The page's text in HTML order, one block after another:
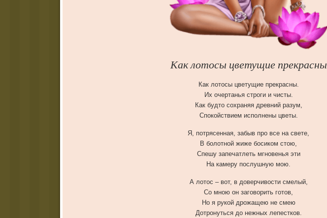
Как лотосы цветущие прекрасны
Как лотосы цветущие прекрасны.
Их очертанья строги и чисты.
Как будто сохраняя древний разум,
Спокойствием исполнены цветы.
Я, потрясенная, забыв про все на свете,
В болотной жиже босиком стою,
Спешу запечатлеть мгновенья эти
На камеру послушную мою.
А лотос – вот, в доверчивости смелый,
Со мною он заговорить готов,
Но я рукой дрожащею не смею
Дотронуться до нежных лепестков.